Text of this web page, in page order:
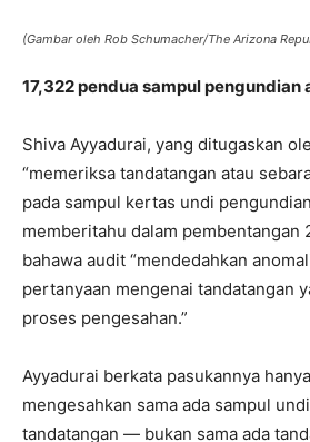
(Gambar oleh Rob Schumacher/The Arizona
17,322 pendua sampul pengundian
Shiva Ayyadurai, yang ditugaskan
“memeriksa tandatangan atau
pada sampul kertas undi
memberitahu dalam pembentangan
bahawa audit “mendedahkan
pertanyaan mengenai tandatangan
proses pengesahan.”
Ayyadurai berkata pasukannya
mengesahkan sama ada sampul
tandatangan — bukan sama ada